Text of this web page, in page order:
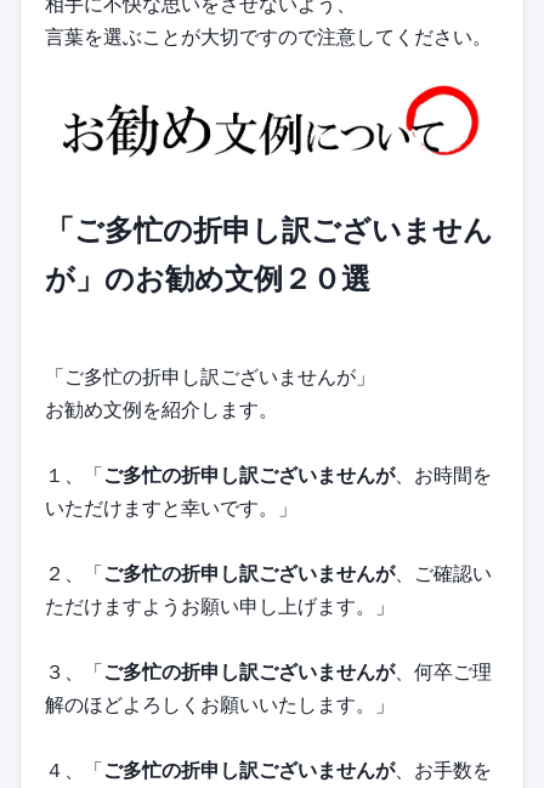
言葉を選ぶことが大切ですので注意してください。
「ご多忙の折申し訳ございません
が」のお勧め文例２０選
「ご多忙の折申し訳ございませんが」
お勧め文例を紹介します。
１、「ご多忙の折申し訳ございませんが、お時間を
いただけますと幸いです。」
２、「ご多忙の折申し訳ございませんが、ご確認い
ただけますようお願い申し上げます。」
３、「ご多忙の折申し訳ございませんが、何卒ご理
解のほどよろしくお願いいたします。」
４、「ご多忙の折申し訳ございませんが、お手数を